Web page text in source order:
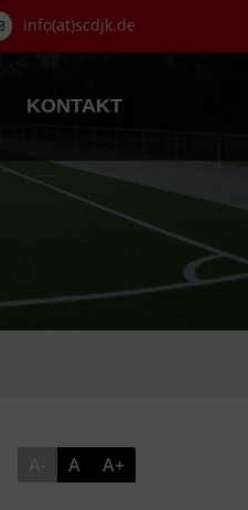
info(at)scdjk.de
KONTAKT
A A+